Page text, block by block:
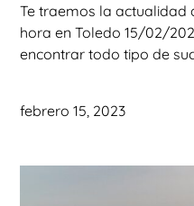
Te traemos la actualidad
hora en Toledo 15/02/
encontrar todo tipo de
febrero 15, 2023